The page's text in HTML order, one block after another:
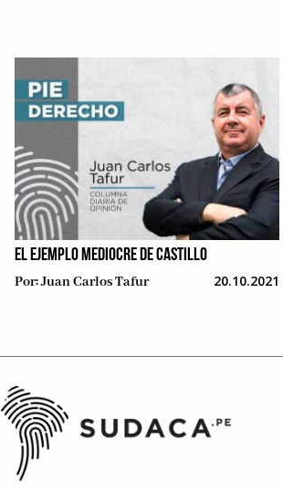
EL EJEMPLO MEDIOCRE DE CASTILLO
Por:Juan Carlos Tafur 20.10.2021